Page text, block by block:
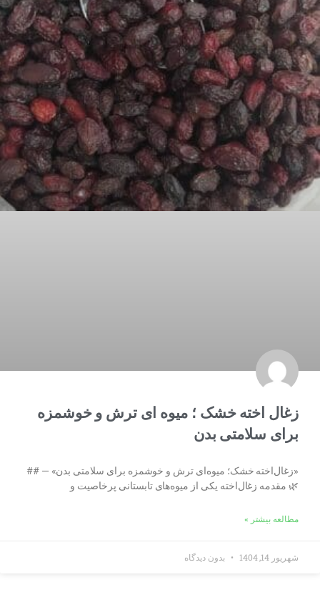
زغال اخته خشک ؛ میوه ای ترش و خوشمزه
برای سلامتی بدن
«زغال‌اخته خشک؛ میوه‌ای ترش و خوشمزه برای سلامتی بدن» — ##
🌿 مقدمه زغال‌اخته یکی از میوه‌های تابستانی پرخاصیت و
مطالعه بیشتر »
شهریور 14, 1404 بدون دیدگاه